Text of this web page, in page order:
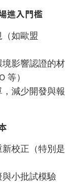
進入門檻
如歐盟
影響認證的材
等）
減少開發與報
校正（特別是
小批試模驗